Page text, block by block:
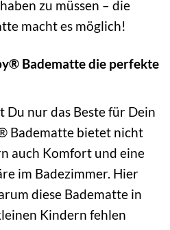
zu müssen – die
macht es möglich!
Badematte die perfekte
nur das Beste für Dein
Badematte bietet nicht
auch Komfort und eine
im Badezimmer. Hier
diese Badematte in
Kindern fehlen